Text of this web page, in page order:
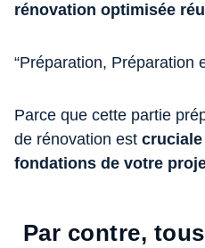
rénovation optimisée
“Préparation, Préparation
Parce que cette partie
de rénovation est
fondations de votre
Par contre,